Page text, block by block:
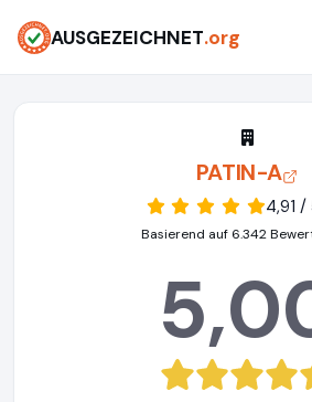
AUSGEZEICHNET.org
PATIN-A
4,91
Basierend auf 6.342